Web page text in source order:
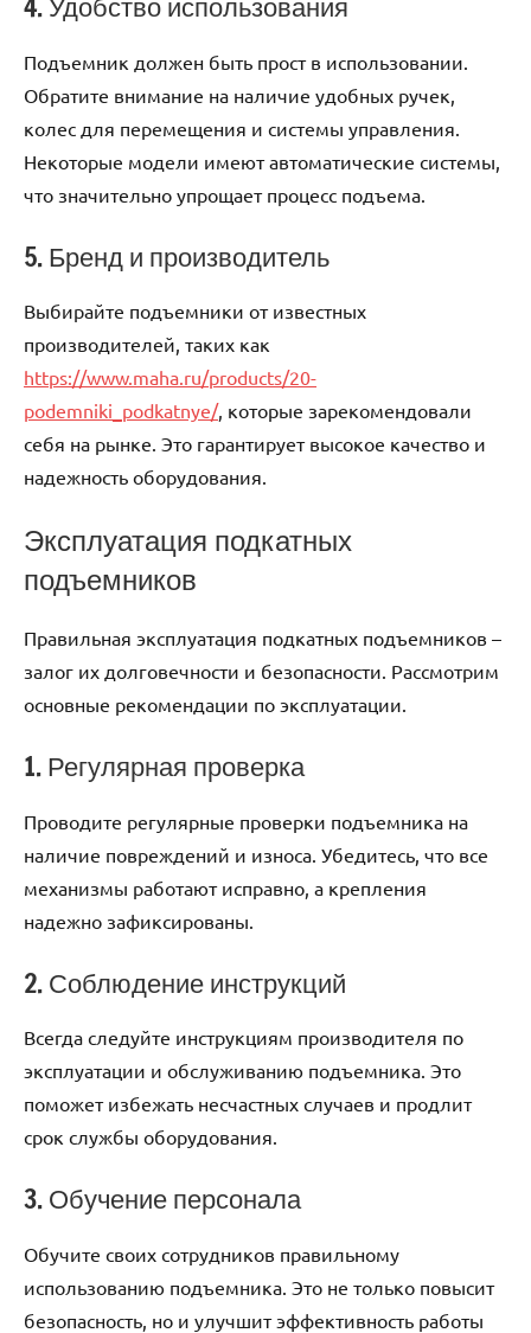
Подъемник должен быть прост в использовании.
Обратите внимание на наличие удобных ручек,
колес для перемещения и системы управления.
Некоторые модели имеют автоматические системы,
что значительно упрощает процесс подъема.
5. Бренд и производитель
Выбирайте подъемники от известных
производителей, таких как
https://www.maha.ru/products/20-
podemniki_podkatnye/, которые зарекомендовали
себя на рынке. Это гарантирует высокое качество и
надежность оборудования.
Эксплуатация подкатных
подъемников
Правильная эксплуатация подкатных подъемников –
залог их долговечности и безопасности. Рассмотрим
основные рекомендации по эксплуатации.
1. Регулярная проверка
Проводите регулярные проверки подъемника на
наличие повреждений и износа. Убедитесь, что все
механизмы работают исправно, а крепления
надежно зафиксированы.
2. Соблюдение инструкций
Всегда следуйте инструкциям производителя по
эксплуатации и обслуживанию подъемника. Это
поможет избежать несчастных случаев и продлит
срок службы оборудования.
3. Обучение персонала
Обучите своих сотрудников правильному
использованию подъемника. Это не только повысит
безопасность, но и улучшит эффективность работы